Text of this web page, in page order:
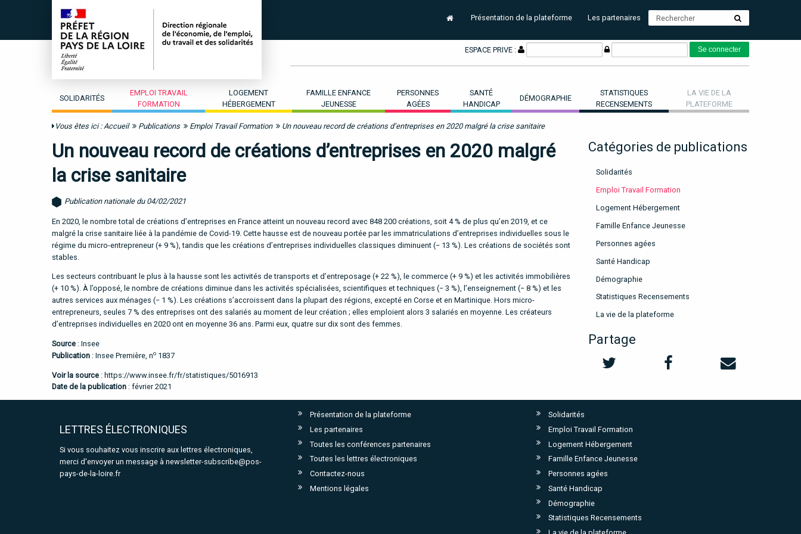
Présentation de la plateforme Les partenaires
ESPACE PRIVE :
SOLIDARITÉS
EMPLOI TRAVAIL
FORMATION
LOGEMENT
HÉBERGEMENT
FAMILLE ENFANCE
JEUNESSE
PERSONNES
AGÉES
SANTÉ
HANDICAP
DÉMOGRAPHIE
STATISTIQUES
RECENSEMENTS
LA VIE DE LA
PLATEFORME
Vous êtes ici : Accueil Publications Emploi Travail Formation Un nouveau record de créations d’entreprises en 2020 malgré la crise sanitaire
Un nouveau record de créations d’entreprises en 2020 malgré
la crise sanitaire
Publication nationale du 04/02/2021
En 2020, le nombre total de créations d’entreprises en France atteint un nouveau record avec 848 200 créations, soit 4 % de plus qu’en 2019, et ce
malgré la crise sanitaire liée à la pandémie de Covid-19. Cette hausse est de nouveau portée par les immatriculations d’entreprises individuelles sous le
régime du micro-entrepreneur (+ 9 %), tandis que les créations d’entreprises individuelles classiques diminuent (− 13 %). Les créations de sociétés sont
stables.
Les secteurs contribuant le plus à la hausse sont les activités de transports et d’entreposage (+ 22 %), le commerce (+ 9 %) et les activités immobilières
(+ 10 %). À l’opposé, le nombre de créations diminue dans les activités spécialisées, scientifiques et techniques (− 3 %), l’enseignement (− 8 %) et les
autres services aux ménages (− 1 %). Les créations s’accroissent dans la plupart des régions, excepté en Corse et en Martinique. Hors micro-
entrepreneurs, seules 7 % des entreprises ont des salariés au moment de leur création ; elles emploient alors 3 salariés en moyenne. Les créateurs
d’entreprises individuelles en 2020 ont en moyenne 36 ans. Parmi eux, quatre sur dix sont des femmes.
Source : Insee
Publication : Insee Première, no 1837
Voir la source : https://www.insee.fr/fr/statistiques/5016913
Date de la publication : février 2021
Catégories de publications
Solidarités
Emploi Travail Formation
Logement Hébergement
Famille Enfance Jeunesse
Personnes agées
Santé Handicap
Démographie
Statistiques Recensements
La vie de la plateforme
Partage
LETTRES ÉLECTRONIQUES
Si vous souhaitez vous inscrire aux lettres électroniques,
merci d'envoyer un message à newsletter-subscribe@pos-
pays-de-la-loire.fr
Présentation de la plateforme
Les partenaires
Toutes les conférences partenaires
Toutes les lettres électroniques
Contactez-nous
Mentions légales
Solidarités
Emploi Travail Formation
Logement Hébergement
Famille Enfance Jeunesse
Personnes agées
Santé Handicap
Démographie
Statistiques Recensements